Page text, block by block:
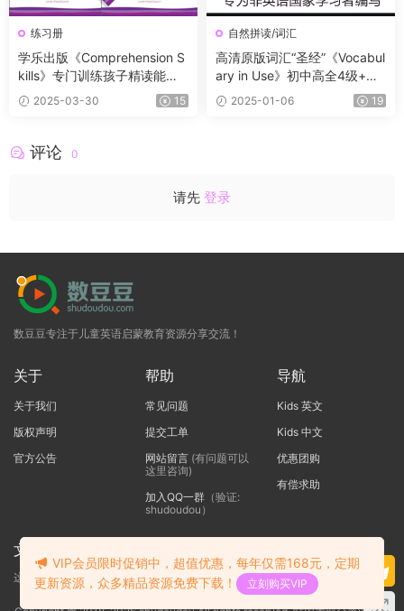
练习册
学乐出版《Comprehension S
kills》专门训练孩子精读能力
的练习，帮助孩子快速提升英
语阅读能力！
2025-03-30 15
自然拼读/词汇
高清原版词汇“圣经”《Vocabul
ary in Use》初中高全4级+音
频 专为非英语国家学习者编写
2025-01-06 19
评论 0
请先 登录
数豆豆专注于儿童英语启蒙教育资源分享交流！
关于
关于我们
版权声明
官方公告
帮助
常见问题
提交工单
网站留言(有问题可以
这里咨询)
加入QQ一群（验证:
shudoudou）
导航
Kids 英文
Kids 中文
优惠团购
有偿求助
文本标题
这里输入代码
VIP会员限时促销中，超值优惠，每年仅需168元，定期
更新资源，众多精品资源免费下载！
立刻购买VIP